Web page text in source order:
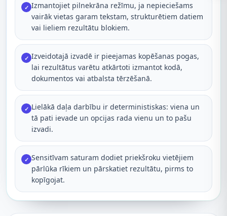
✓ Izmantojiet pilnekrāna režīmu, ja nepieciešams
vairāk vietas garam tekstam, strukturētiem datiem
vai lieliem rezultātu blokiem.
✓ Izveidotajā izvadē ir pieejamas kopēšanas pogas,
lai rezultātus varētu atkārtoti izmantot kodā,
dokumentos vai atbalsta tērzēšanā.
✓ Lielākā daļa darbību ir deterministiskas: viena un
tā pati ievade un opcijas rada vienu un to pašu
izvadi.
✓ Sensitīvam saturam dodiet priekšroku vietējiem
pārlūka rīkiem un pārskatiet rezultātu, pirms to
kopīgojat.